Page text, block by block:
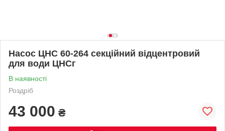
Насос ЦНС 60-264 секційний відцентровий
для води ЦНСг
В наявності
Роздріб
43 000 ₴